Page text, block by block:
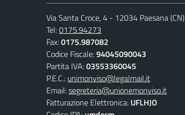
Via Santa Croce, 4 - 12034 Paesana (CN)
Tel:0175.94273
Fax:0175.987082
Codice Fiscale:94045090043
Partita IVA:03553360045
P.E.C.: unimonviso@legalmail.it
Email:segreteria@unionemonviso.it
Fatturazione Elettronica: UFLHJO